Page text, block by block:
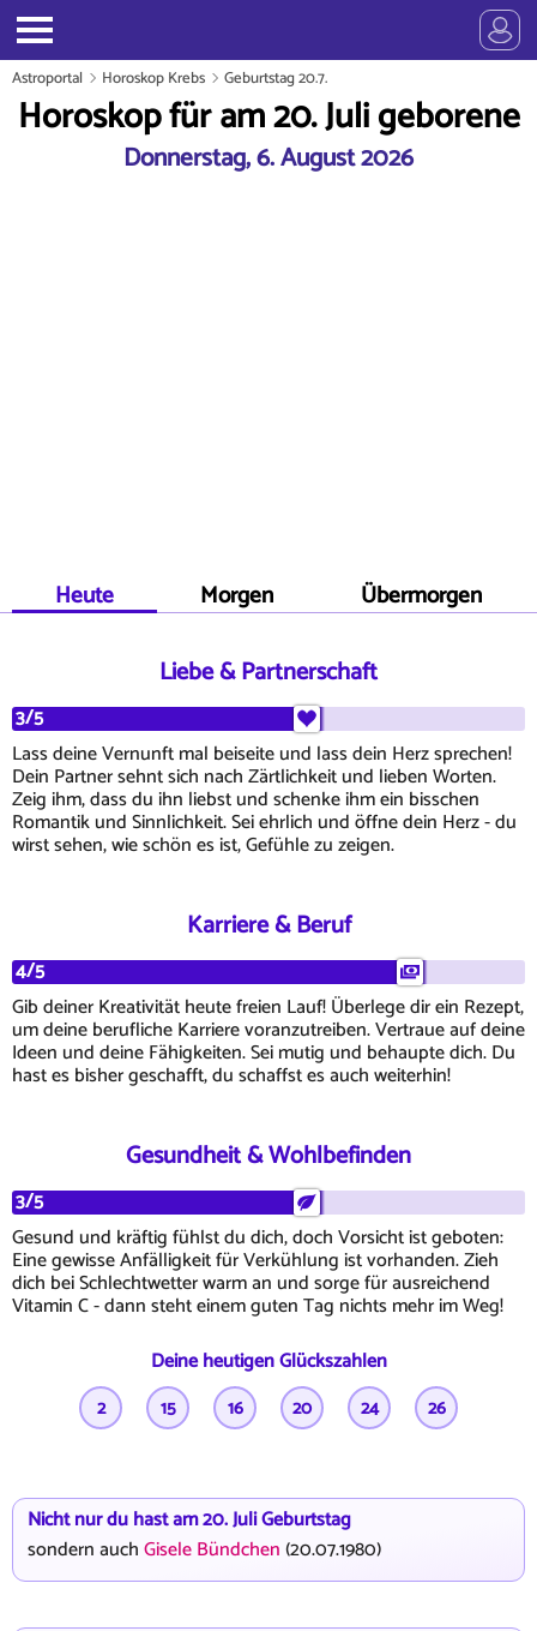
Astroportal Horoskop Krebs Geburtstag 20.7.
Horoskop für am 20. Juli geborene
Donnerstag, 6. August 2026
Heute Morgen Übermorgen
Liebe & Partnerschaft
3/5
Lass deine Vernunft mal beiseite und lass dein Herz sprechen!
Dein Partner sehnt sich nach Zärtlichkeit und lieben Worten.
Zeig ihm, dass du ihn liebst und schenke ihm ein bisschen
Romantik und Sinnlichkeit. Sei ehrlich und öffne dein Herz - du
wirst sehen, wie schön es ist, Gefühle zu zeigen.
Karriere & Beruf
4/5
Gib deiner Kreativität heute freien Lauf! Überlege dir ein Rezept,
um deine berufliche Karriere voranzutreiben. Vertraue auf deine
Ideen und deine Fähigkeiten. Sei mutig und behaupte dich. Du
hast es bisher geschafft, du schaffst es auch weiterhin!
Gesundheit & Wohlbefinden
3/5
Gesund und kräftig fühlst du dich, doch Vorsicht ist geboten:
Eine gewisse Anfälligkeit für Verkühlung ist vorhanden. Zieh
dich bei Schlechtwetter warm an und sorge für ausreichend
Vitamin C - dann steht einem guten Tag nichts mehr im Weg!
Deine heutigen Glückszahlen
2 15 16 20 24 26
Nicht nur du hast am 20. Juli Geburtstag
sondern auchGisele Bündchen(20.07.1980)